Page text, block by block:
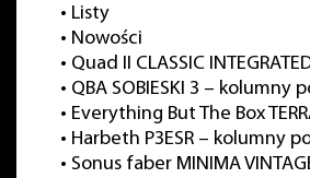
• Listy
• Nowości
• Quad II CLASSIC
• QBA SOBIESKI 3 – kolumny
• Everything But The Box
• Harbeth P3ESR – kolumny
• Sonus faber MINIMA